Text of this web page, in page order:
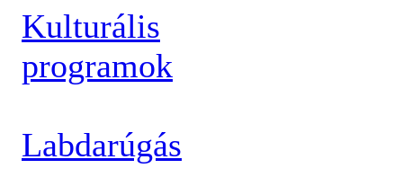
Kulturális
programok
Labdarúgás